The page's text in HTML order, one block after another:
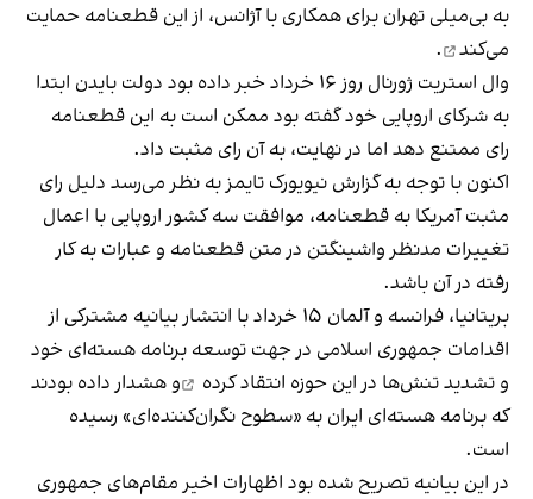
به بی‌میلی تهران برای همکاری با آژانس، از این قطعنامه حمایت
می‌کند
.
وال‌ استریت ژورنال روز ۱۶ خرداد خبر داده بود دولت بایدن ابتدا
به شرکای اروپایی خود گفته بود ممکن است به این قطعنامه
رای ممتنع دهد اما در نهایت، به آن رای مثبت داد.
اکنون با توجه به گزارش نیویورک تایمز به نظر می‌رسد دلیل رای
مثبت آمریکا به قطعنامه، موافقت سه کشور اروپایی با اعمال
تغییرات مدنظر واشینگتن در متن قطعنامه و عبارات به کار
رفته در آن باشد.
بریتانیا، فرانسه و آلمان ۱۵ خرداد با انتشار بیانیه مشترکی از
اقدامات جمهوری اسلامی در جهت توسعه برنامه هسته‌ای خود
و تشدید تنش‌ها در این حوزه انتقاد کرده
و هشدار داده بودند
که برنامه هسته‌ای ایران به «سطوح نگران‌کننده‌ای» رسیده
است.
در این بیانیه تصریح شده بود اظهارات اخیر مقام‌های جمهوری